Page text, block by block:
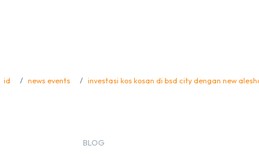
id news events investasi kos kosan di bsd city dengan new
BLOG